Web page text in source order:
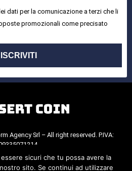
dati per la comunicazione a terzi che li
promozionali come precisato
ISCRIVITI
Agency Srl – All right reserved. P.IVA:
. Privacy Policy.
sicuri che tu possa avere la
sito. Se continui ad utilizzare